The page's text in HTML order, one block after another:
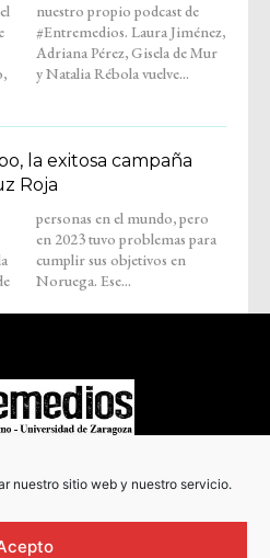
nuestro sitio web y nuestro servicio.
y Natalia Rébola vuelve...
la exitosa campaña
Roja
Noruega. Ese...